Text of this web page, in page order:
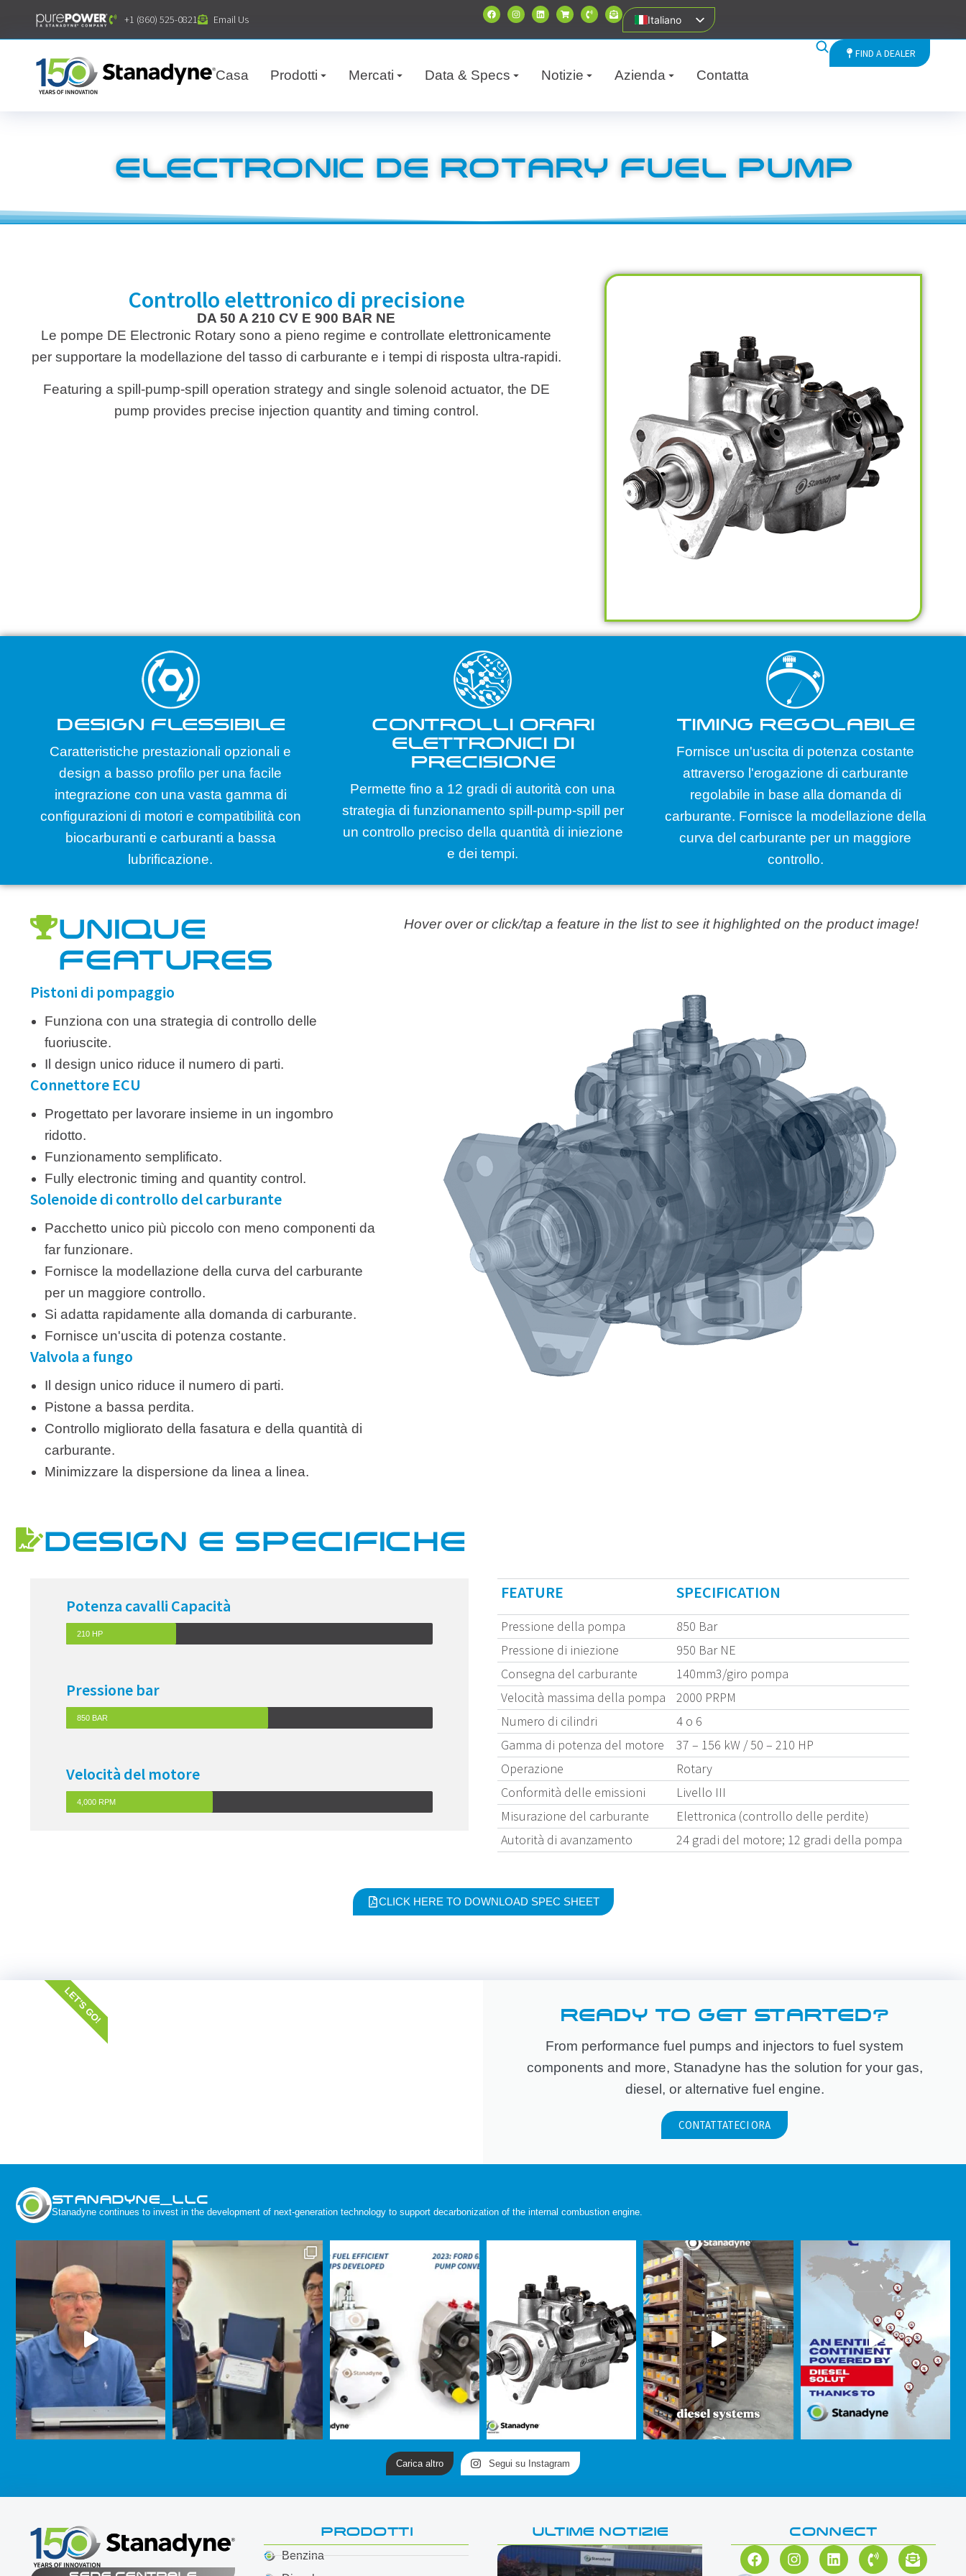
contenuto
+1 (860) 525-0821 Email Us Italiano
Casa Prodotti Mercati Data & Specs Notizie Azienda Contatta
FIND A DEALER
ELECTRONIC DE ROTARY FUEL PUMP
Controllo elettronico di precisione
DA 50 A 210 CV E 900 BAR NE
Le pompe DE Electronic Rotary sono a pieno regime e controllate elettronicamente
per supportare la modellazione del tasso di carburante e i tempi di risposta ultra-rapidi.
Featuring a spill-pump-spill operation strategy and single solenoid actuator, the DE
pump provides precise injection quantity and timing control.
DESIGN FLESSIBILE
Caratteristiche prestazionali opzionali e
design a basso profilo per una facile
integrazione con una vasta gamma di
configurazioni di motori e compatibilità con
biocarburanti e carburanti a bassa
lubrificazione.
CONTROLLI ORARI
ELETTRONICI DI
PRECISIONE
Permette fino a 12 gradi di autorità con una
strategia di funzionamento spill-pump-spill per
un controllo preciso della quantità di iniezione
e dei tempi.
TIMING REGOLABILE
Fornisce un'uscita di potenza costante
attraverso l'erogazione di carburante
regolabile in base alla domanda di
carburante. Fornisce la modellazione della
curva del carburante per un maggiore
controllo.
UNIQUE
FEATURES
Pistoni di pompaggio
Funziona con una strategia di controllo delle
fuoriuscite.
Il design unico riduce il numero di parti.
Connettore ECU
Progettato per lavorare insieme in un ingombro
ridotto.
Funzionamento semplificato.
Fully electronic timing and quantity control.
Solenoide di controllo del carburante
Pacchetto unico più piccolo con meno componenti da
far funzionare.
Fornisce la modellazione della curva del carburante
per un maggiore controllo.
Si adatta rapidamente alla domanda di carburante.
Fornisce un'uscita di potenza costante.
Valvola a fungo
Il design unico riduce il numero di parti.
Pistone a bassa perdita.
Controllo migliorato della fasatura e della quantità di
carburante.
Minimizzare la dispersione da linea a linea.
Hover over or click/tap a feature in the list to see it highlighted on the product image!
DESIGN E SPECIFICHE
Potenza cavalli Capacità
210 HP
Pressione bar
850 BAR
Velocità del motore
4,000 RPM
FEATURE SPECIFICATION
Pressione della pompa
850 Bar
Pressione di iniezione
950 Bar NE
Consegna del carburante
140mm3/giro pompa
Velocità massima della pompa
2000 PRPM
Numero di cilindri
4 o 6
Gamma di potenza del motore
37 – 156 kW / 50 – 210 HP
Operazione
Rotary
Conformità delle emissioni
Livello III
Misurazione del carburante
Elettronica (controllo delle perdite)
Autorità di avanzamento
24 gradi del motore; 12 gradi della pompa
CLICK HERE TO DOWNLOAD SPEC SHEET
READY TO GET STARTED?
From performance fuel pumps and injectors to fuel system
components and more, Stanadyne has the solution for your gas,
diesel, or alternative fuel engine.
CONTATTATECI ORA
LET'S GO!
STANADYNE_LLC
Stanadyne continues to invest in the development of next-generation technology to support decarbonization of the internal combustion engine.
Carica altro Segui su Instagram
PRODOTTI
Benzina
ULTIME NOTIZIE CONNECT